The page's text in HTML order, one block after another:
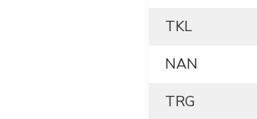
TKL
NAN
TRG